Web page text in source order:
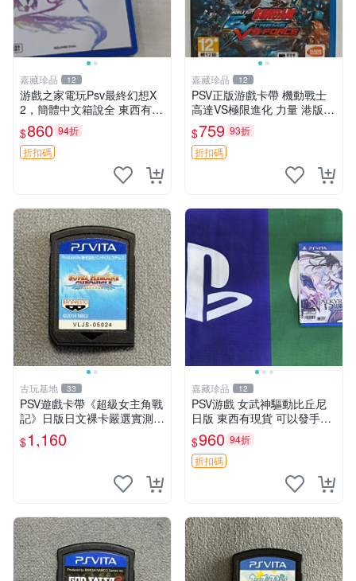
嘉藏珍品 12
游戲之家電玩Psv最終幻想X
2，簡體中文箱說全 東西有現
貨 可以發手物品 無質量問題
售不退不換
$860 94折
折扣碼
嘉藏珍品 12
PSV正版游戲卡帶 機動戰士
高達VS極限進化 力量 港版中
文 盒裝全新未開封，支持所
有日版，港版或其他地區的P
SV游戲機主機，（除外），
$759 93折
折扣碼
古玩基地 33
PSV遊戲卡帶《超級女主角戰
記》日版日文裸卡嚴選實測正
常索尼專用 超級女主角戰記
PSV 日版 裸卡
$1,160
嘉藏珍品 12
PSV游戲 女武神驅動比丘尼
日版 東西有現貨 可以發手物
品 無質量問題售不退不換
$960 94折
折扣碼